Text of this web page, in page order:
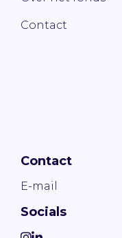
Contact
Contact
E-mail
Socials